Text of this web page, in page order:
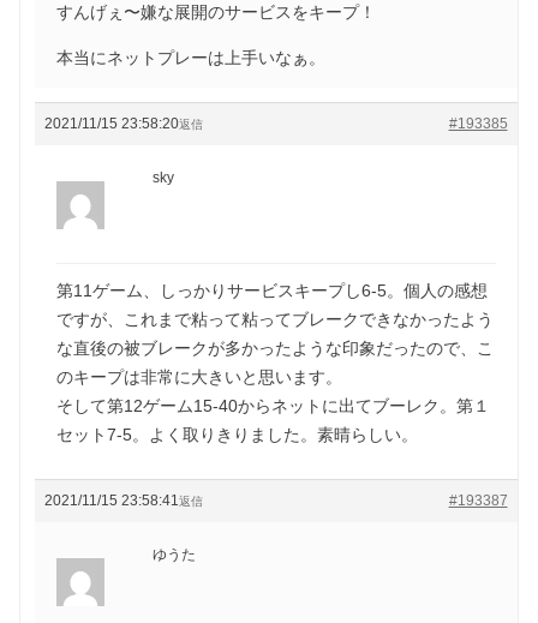
すんげぇ〜嫌な展開のサービスをキープ！
本当にネットプレーは上手いなぁ。
2021/11/15 23:58:20 #193385
返信
sky
第11ゲーム、しっかりサービスキープし6-5。個人の感想
ですが、これまで粘って粘ってブレークできなかったよう
な直後の被ブレークが多かったような印象だったので、こ
のキープは非常に大きいと思います。
そして第12ゲーム15-40からネットに出てブーレク。第１
セット7-5。よく取りきりました。素晴らしい。
2021/11/15 23:58:41 #193387
返信
ゆうた